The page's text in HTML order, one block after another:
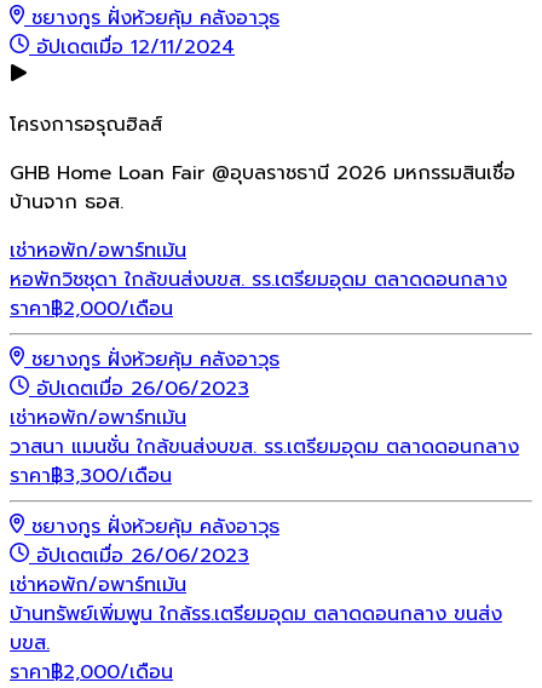
ชยางกูร ฝั่งห้วยคุ้ม คลังอาวุธ
อัปเดตเมื่อ 12/11/2024
โครงการอรุณฮิลส์
GHB Home Loan Fair @อุบลราชธานี 2026 มหกรรมสินเชื่อ
บ้านจาก ธอส.
เช่าหอพัก/อพาร์ทเม้น
หอพักวิชชุดา ใกล้ขนส่งบขส. รร.เตรียมอุดม ตลาดดอนกลาง
ราคา฿2,000/เดือน
ชยางกูร ฝั่งห้วยคุ้ม คลังอาวุธ
อัปเดตเมื่อ 26/06/2023
เช่าหอพัก/อพาร์ทเม้น
วาสนา แมนชั่น ใกล้ขนส่งบขส. รร.เตรียมอุดม ตลาดดอนกลาง
ราคา฿3,300/เดือน
ชยางกูร ฝั่งห้วยคุ้ม คลังอาวุธ
อัปเดตเมื่อ 26/06/2023
เช่าหอพัก/อพาร์ทเม้น
บ้านทรัพย์เพิ่มพูน ใกล้รร.เตรียมอุดม ตลาดดอนกลาง ขนส่ง
บขส.
ราคา฿2,000/เดือน